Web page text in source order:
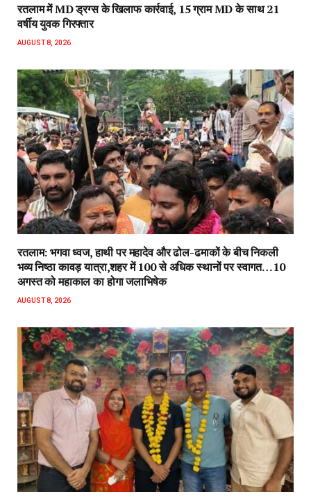
रतलाम में MD ड्रग्स के खिलाफ कार्रवाई, 15 ग्राम MD के साथ 21
वर्षीय युवक गिरफ्तार
AUGUST 8, 2026
रतलाम: भगवा ध्वज, हाथी पर महादेव और ढोल-ढमाकों के बीच निकली
भव्य निष्ठा कावड़ यात्रा,शहर में 100 से अधिक स्थानों पर स्वागत…10
अगस्त को महाकाल का होगा जलाभिषेक
AUGUST 8, 2026